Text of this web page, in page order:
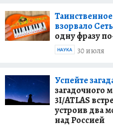
взорвало
одну фразу
30 июля
НАУКА
Успейте
загадочного
3I/ATLAS
устроив два
над Россией